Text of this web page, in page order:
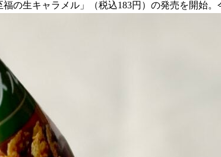
生キャラメル」（税込183円）の発売を開始。